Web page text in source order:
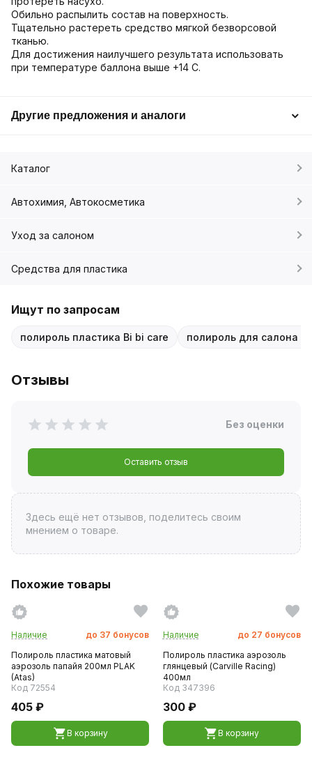
Обильно распылить состав на поверхность.
Тщательно растереть средство мягкой безворсовой
тканью.
Для достижения наилучшего результата использовать
при температуре баллона выше +14 С.
Другие предложения и аналоги
Каталог
Автохимия, Автокосметика
Уход за салоном
Средства для пластика
Ищут по запросам
полироль пластика Bi bi care полироль для салона
Отзывы
Без оценки
Оставить отзыв
Здесь ещё нет отзывов, поделитесь своим
мнением о товаре.
Похожие товары
Наличие до 37 бонусов
Полироль пластика матовый
аэрозоль папайя 200мл PLAK
(Atas)
Код 72554
405 ₽
В корзину
Наличие до 27 бонусов
Полироль пластика аэрозоль
глянцевый (Carville Racing)
400мл
Код 347396
300 ₽
В корзину